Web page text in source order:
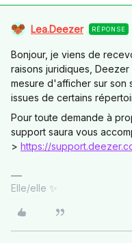
Lea.Deezer RÉPONSE
Bonjour, je viens de
raisons juridiques, Deezer
mesure d'afficher sur son
issues de certains
Pour toute demande à
support saura vous
> https://
Elle/elle ✨